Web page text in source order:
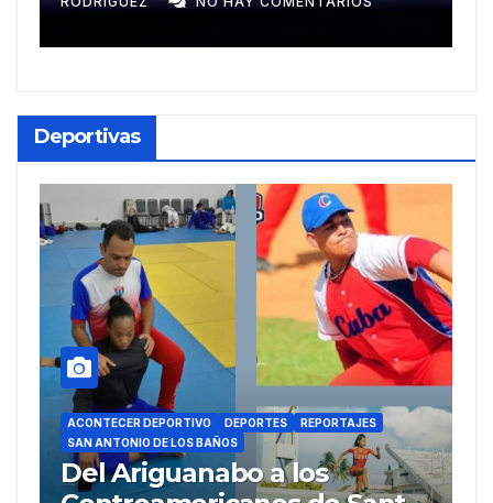
Deportivas
ACONTECER DEPORTIVO SAN ANTONIO DE LOS BAÑOS
Torneo Ezequiel Herrera in